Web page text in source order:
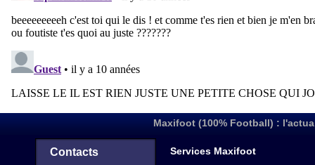
Maxifoot (100% Football) :
Contacts Services Maxifoot